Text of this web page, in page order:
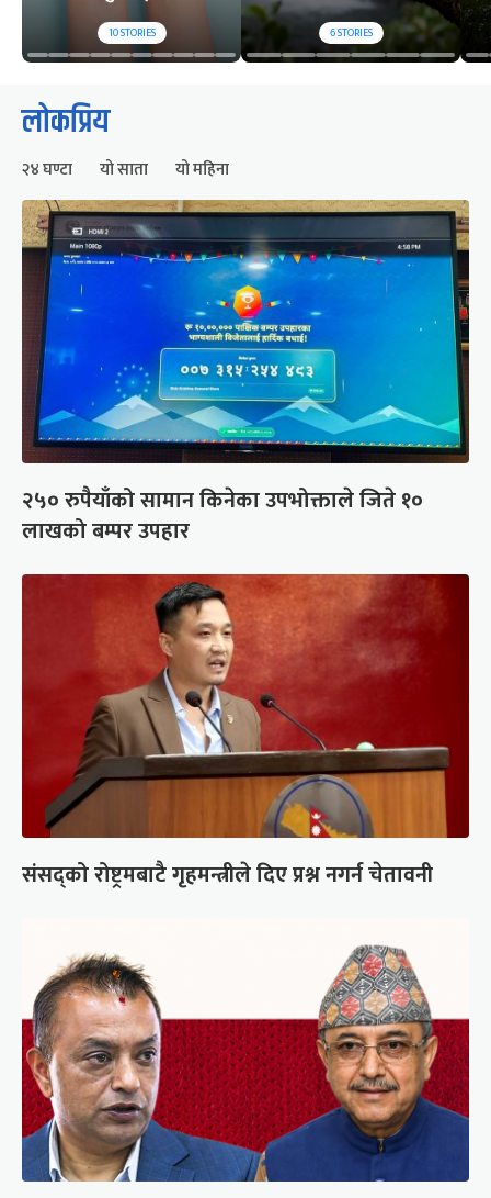
10STORIES 6STORIES
लोकप्रिय
२४ घण्टा यो साता यो महिना
२५० रुपैयाँको सामान किनेका उपभोक्ताले जिते १०
लाखको बम्पर उपहार
संसद्को रोष्ट्रमबाटै गृहमन्त्रीले दिए प्रश्न नगर्न चेतावनी